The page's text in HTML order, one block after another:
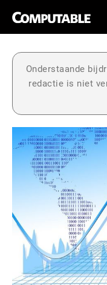
Onderstaande
redactie is niet